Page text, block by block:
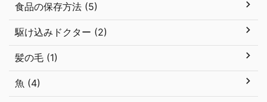
食品の保存方法 (5)
駆け込みドクター (2)
髪の毛 (1)
魚 (4)